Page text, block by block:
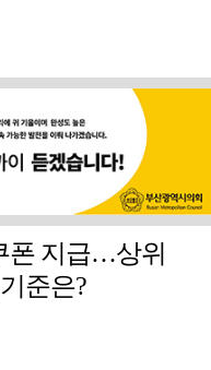
폰 지급…상위
준은?